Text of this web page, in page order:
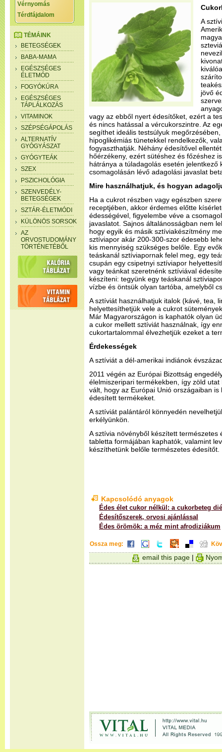
Vérnyomás
Térdfájdalom
TÉMÁINK
BETEGSÉGEK
BABA-MAMA
EGÉSZSÉGES
ÉLETMÓD
FOGYÓKÚRA
EGÉSZSÉGES
TÁPLÁLKOZÁS
VITAMINOK
SZÉPSÉGÁPOLÁS
ALTERNATÍV
GYÓGYÁSZAT
GYÓGYTEÁK
SZEX
PSZICHOLÓGIA
SZENVEDÉLY-
BETEGSÉGEK
SZTÁR-ÉLETMÓDI
KÜLÖNÖS SORSOK
AZ
ORVOSTUDOMÁNY
TÖRTÉNETÉBŐL
A
jövő
vagy az ebből nyert édesítőket, ezért a
és nincs hatással a vércukorszintre. Az
segíthet ideális testsúlyuk
hipoglikémiás tünetekkel rendelkezők,
fogyaszthatják. Néhány édesítővel
hőérzékeny, ezért sütéshez és főzéshez
hátránya a túladagolás esetén jelentkező
csomagolásán lévő adagolási javaslat
Mire használhatjuk, és hogyan
Ha a cukrot részben vagy egészben
receptjében, akkor érdemes előtte
édességével, figyelembe véve a
javaslatot. Sajnos általánosságban nem
hogy egyik és másik sztíviakészítmény
sztíviapor akár 200-300-szor édesebb
kis mennyiség szükséges belőle. Egy
teáskanál sztíviapornak felel meg, egy
csupán egy csipetnyi sztíviapor
vagy teánkat szeretnénk sztíviával
készíteni: tegyünk egy teáskanál
vízbe és öntsük olyan tartóba, amelyből
A sztíviát használhatjuk italok (kávé, tea,
helyettesíthetjük vele a cukrot
Már Magyarországon is kaphatók olyan
a cukor mellett sztíviát használnak, így
cukortartalommal élvezhetjük ezeket a
Érdekességek
A sztíviát a dél-amerikai indiánok
2011 végén az Európai Bizottság
élelmiszeripari termékekben, így zöld
vált, hogy az Európai Unió országaiban
édesített termékeket.
A sztíviát palántáról könnyedén
erkélyünkön.
A sztívia növényből készített természetes
tabletta formájában kaphatók, valamint
készíthetünk belőle természetes édesítőt.
Kapcsolódó anyagok
Édes élet cukor nélkül: a cukorbeteg
Édesítőszerek, orvosi ajánlással
Édes örömök: a méz mint afrodiziákum
Ossza meg:
email this page |